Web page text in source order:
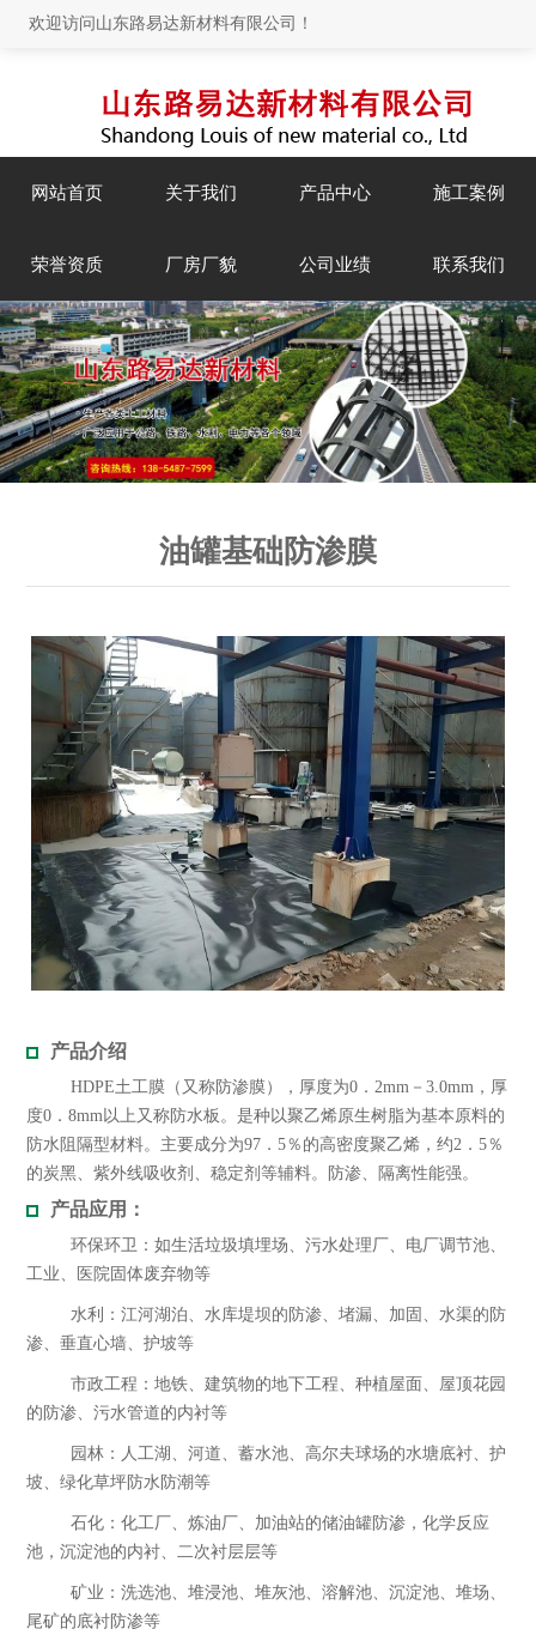
欢迎访问山东路易达新材料有限公司！
网站首页 关于我们 产品中心 施工案例
荣誉资质 厂房厂貌 公司业绩 联系我们
油罐基础防渗膜
产品介绍
HDPE土工膜（又称防渗膜），厚度为0．2mm－3.0mm，厚
度0．8mm以上又称防水板。是种以聚乙烯原生树脂为基本原料的
防水阻隔型材料。主要成分为97．5％的高密度聚乙烯，约2．5％
的炭黑、紫外线吸收剂、稳定剂等辅料。防渗、隔离性能强。
产品应用：
环保环卫：如生活垃圾填埋场、污水处理厂、电厂调节池、
工业、医院固体废弃物等
水利：江河湖泊、水库堤坝的防渗、堵漏、加固、水渠的防
渗、垂直心墙、护坡等
市政工程：地铁、建筑物的地下工程、种植屋面、屋顶花园
的防渗、污水管道的内衬等
园林：人工湖、河道、蓄水池、高尔夫球场的水塘底衬、护
坡、绿化草坪防水防潮等
石化：化工厂、炼油厂、加油站的储油罐防渗，化学反应
池，沉淀池的内衬、二次衬层层等
矿业：洗选池、堆浸池、堆灰池、溶解池、沉淀池、堆场、
尾矿的底衬防渗等